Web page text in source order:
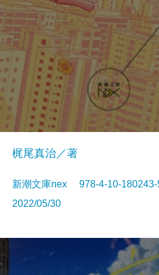
梶尾真治／著
新潮文庫nex 978-4-10-
2022/05/30